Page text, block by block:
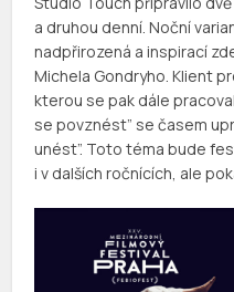
a druhou denní. Noční
nadpřirozená a inspirací
Michela Gondryho. Klient
kterou se pak dále
se povznést” se časem
unést”. Toto téma bude
i v dalších ročnících, ale